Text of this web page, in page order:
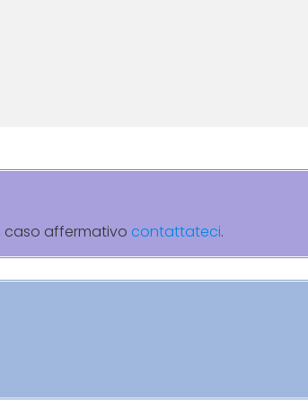
caso affermativo contattateci.